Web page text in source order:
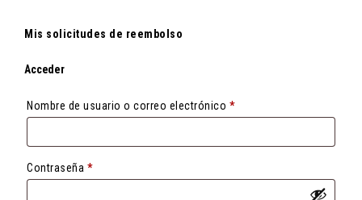
Mis solicitudes de reembolso
Acceder
Nombre de usuario o correo electrónico *Obligatorio
Contraseña *Obligatorio